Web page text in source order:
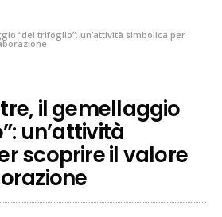
“del trifoglio”: un’attività simbolica per
il gemellaggio
un’attività
scoprire il valore